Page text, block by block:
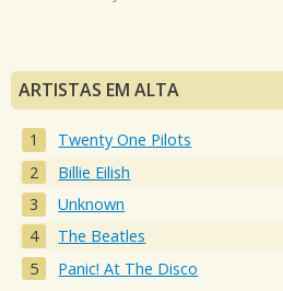
ARTISTAS EM ALTA
Twenty One Pilots
Billie Eilish
Unknown
The Beatles
Panic! At The Disco